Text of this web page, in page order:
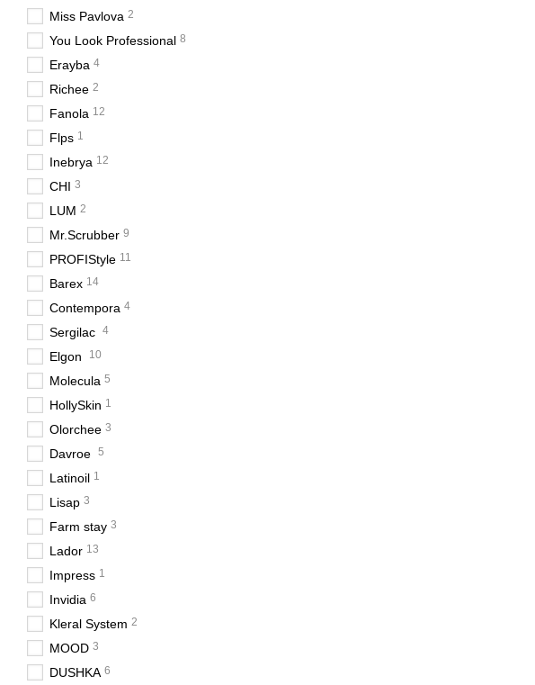
Miss Pavlova 2
You Look Professional 8
Erayba 4
Richee 2
Fanola 12
Flps 1
Inebrya 12
CHI 3
LUM 2
Mr.Scrubber 9
PROFIStyle 11
Barex 14
Contempora 4
Sergilac 4
Elgon 10
Molecula 5
HollySkin 1
Olorchee 3
Davroe 5
Latinoil 1
Lisap 3
Farm stay 3
Lador 13
Impress 1
Invidia 6
Kleral System 2
MOOD 3
DUSHKA 6